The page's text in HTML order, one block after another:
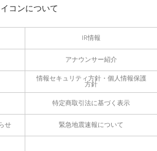
コンについて
IR情報
アナウンサー紹介
情報セキュリティ方針・個人情報保護
方針
特定商取引法に基づく表示
せ 緊急地震速報について